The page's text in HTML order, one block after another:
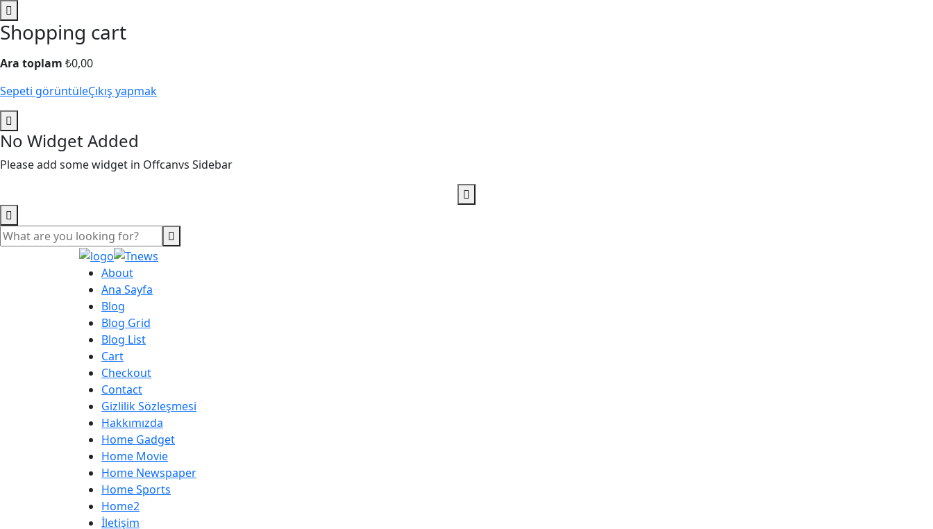
Shopping cart
Ara toplam ₺0,00
Sepeti görüntüleÇıkış yapmak
No Widget Added
Please add some widget in Offcanvs Sidebar
About
Ana Sayfa
Blog
Blog Grid
Blog List
Cart
Checkout
Contact
Gizlilik Sözleşmesi
Hakkımızda
Home Gadget
Home Movie
Home Newspaper
Home Sports
Home2
İletişim